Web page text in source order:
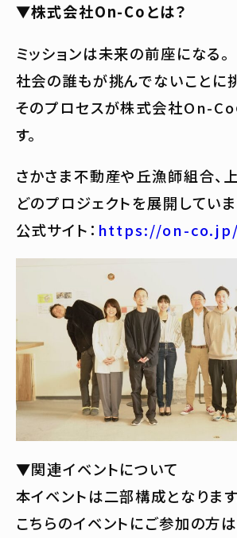
▼株式会社On-Coとは？
ミッションは未来の前座になる。
社会の誰もが挑んでないことに
そのプロセスが株式会社On-
す。
さかさま不動産や丘漁師組合、
どのプロジェクトを展開していま
公式サイト： https://on-co.jp/
▼関連イベントについて
本イベントは二部構成となります
こちらのイベントにご参加の方